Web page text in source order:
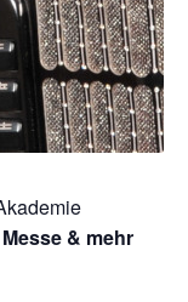
Messe & mehr